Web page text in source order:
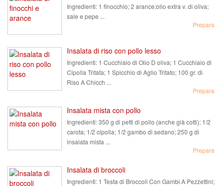
Ingredienti: 1 finocchio; 2 arance;olio extra v. di oliva;
sale e pepe ...
Prepara
Insalata di riso con pollo lesso
Ingredienti: 1 Cucchiaio di Olio D oliva; 1 Cucchiaio di
Cipolla Tritata; 1 Spicchio di Aglio Tritato; 100 gr. di
Riso A Chicch ...
Prepara
Insalata mista con pollo
Ingredienti:350 g di petti di pollo (anche già cotti); 1/2
carota; 1/2 cipolla; 1/2 gambo di sedano; 250 g di
insalata mista ...
Prepara
Insalata di broccoli
Ingredienti: 1 Testa di Broccoli Con Gambi A Pezzettini;